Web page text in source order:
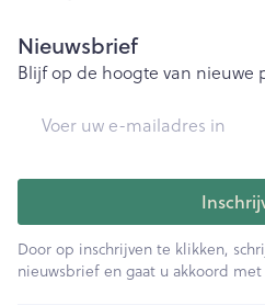
Nieuwsbrief
Blijf op de hoogte van nieuwe
Door op inschrijven te klikken,
nieuwsbrief en gaat u akkoord met